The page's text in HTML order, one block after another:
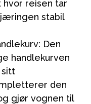
reisen tar
stabil
Den
handlekurven
sitt
den
gjør vognen til